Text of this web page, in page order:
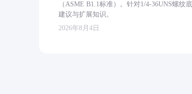
（ASME B1.1标准）。针对1/4-36UNS螺
建议与扩展知识。
2026年8月4日